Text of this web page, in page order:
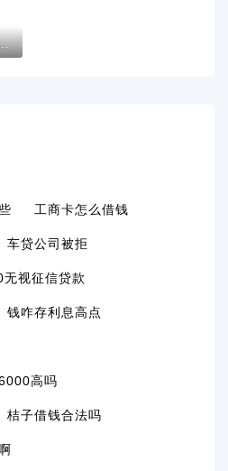
征信有哪些？这几家靠...
工商卡怎么借钱
车贷公司被拒
视征信贷款
钱咋存利息高点
高吗
桔子借钱合法吗